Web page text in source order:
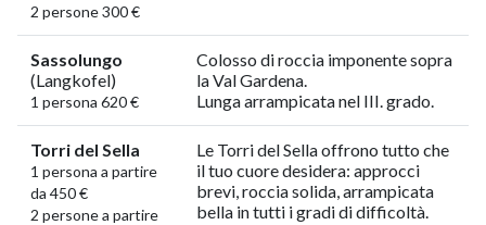
2 persone 300 €
Sassolungo
(Langkofel)
1 persona 620 €
Colosso di roccia imponente sopra
la Val Gardena.
Lunga arrampicata nel III. grado.
Torri del Sella
1 persona a partire
da 450 €
2 persone a partire
Le Torri del Sella offrono tutto che
il tuo cuore desidera: approcci
brevi, roccia solida, arrampicata
bella in tutti i gradi di difficoltà.